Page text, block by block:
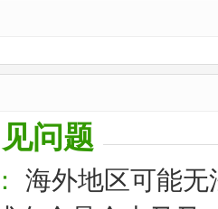
问题
海外地区可能